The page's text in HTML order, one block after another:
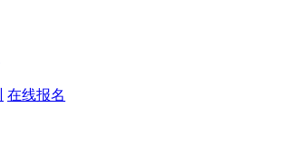
在线报名